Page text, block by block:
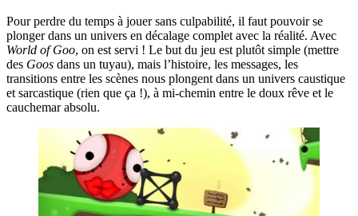
Pour perdre du temps à jouer sans culpabilité, il faut pouvoir se
plonger dans un univers en décalage complet avec la réalité. Avec
World of Goo, on est servi ! Le but du jeu est plutôt simple (mettre
des Goos dans un tuyau), mais l’histoire, les messages, les
transitions entre les scènes nous plongent dans un univers caustique
et sarcastique (rien que ça !), à mi-chemin entre le doux rêve et le
cauchemar absolu.